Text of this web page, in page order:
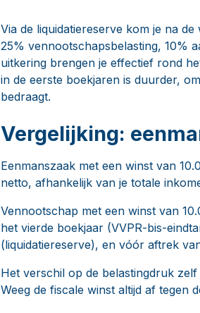
Via de liquidatiereserve kom je na
25% vennootschapsbelasting, 10%
uitkering brengen je effectief rond
in de eerste boekjaren is duurder,
bedraagt.
Vergelijking:
Eenmanszaak met een winst van
netto, afhankelijk van je totale
Vennootschap met een winst van
het vierde boekjaar (VVPR-bis-
(liquidatiereserve), en vóór aftrek
Het verschil op de belastingdruk
Weeg de fiscale winst altijd af tegen